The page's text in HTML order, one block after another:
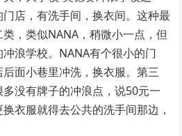
店，有洗手间，换衣间。这种最
，类似NANA，稍微小一点，但
浪学校。NANA有个很小的门
面小巷里冲洗，换衣服。第三
没有牌子的冲浪点，说50元一
衣服就得去公共的洗手间那边，